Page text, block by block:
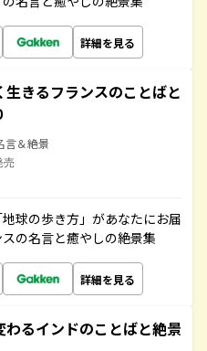
詳細を見る
生きるフランスのことばと
言＆絶景
売
球の歩き方」があなたにお届
の名言と癒やしの絶景集
詳細を見る
わるインドのことばと絶景